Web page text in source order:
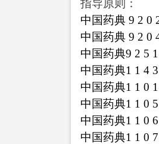
指导原则：
中国药典 9 2 0
中国药典 9 2 0
中国药典9 2 5
中国药典1 1 4
中国药典1 1 0
中国药典1 1 0
中国药典1 1 0
中国药典1 1 0